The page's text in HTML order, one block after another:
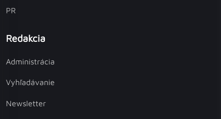
PR
Redakcia
Administrácia
Vyhľadávanie
Newsletter